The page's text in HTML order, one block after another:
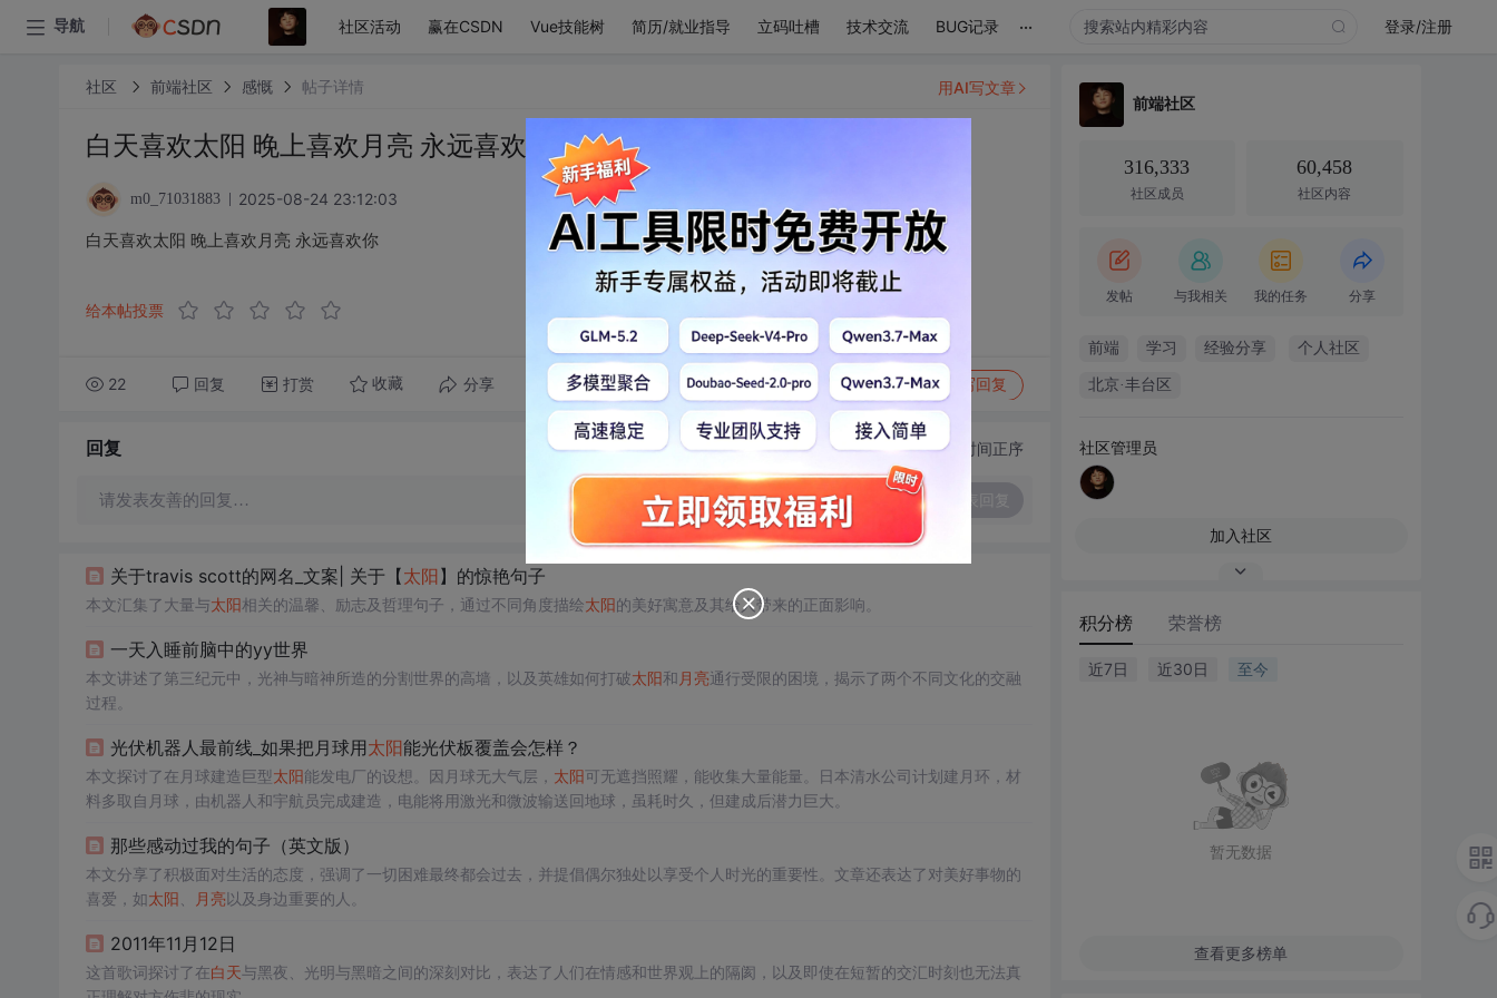
导航 社区活动 赢在CSDN Vue技能树 简历/就业指导 立码吐槽 技术交流 BUG记录 ... 登录/注册
社区 前端社区 感慨 帖子详情
白天喜欢太阳 晚上喜欢月亮 永远喜欢你
m0_71031883 2025-08-24 23:12:03
白天喜欢太阳 晚上喜欢月亮 永远喜欢你
给本帖投票
22 回复 打赏 收藏 分享 转发到动态 举报 写回复
用AI写文章
回复 切换为时间正序
请发表友善的回复…
关于travis scott的网名_文案| 关于【太阳】的惊艳句子
本文汇集了大量与太阳相关的温馨、励志及哲理句子，通过不同角度描绘太阳的美好寓意及其给人带来的正面影响。
一天入睡前脑中的yy世界
本文讲述了第三纪元中，光神与暗神所造的分割世界的高墙，以及英雄如何打破太阳和 月亮通行受限的困境，揭示了两个不同文化的交融
过程。
光伏机器人最前线_如果把月球用太阳能光伏板覆盖会怎样？
本文探讨了在月球建造巨型太阳能发电厂的设想。因月球无大气层， 太阳可无遮挡照耀，能收集大量能量。日本清水公司计划建月环，材
料多取自月球，由机器人和宇航员完成建造，电能将用激光和微波输送回地球，虽耗时久，但建成后潜力巨大。
那些感动过我的句子（英文版）
本文分享了积极面对生活的态度，强调了一切困难最终都会过去，并提倡偶尔独处以享受个人时光的重要性。文章还表达了对美好事物的
喜爱，如太阳 月亮以及身边重要的人。
2011年11月12日
这首歌词探讨了在白天与黑夜、光明与黑暗之间的深刻对比，表达了人们在情感和世界观上的隔阂，以及即使在短暂的交汇时刻也无法真
前端社区
316,333
社区成员
60,458
社区内容
发帖 与我相关 我的任务 分享
前端 学习 经验分享 个人社区
北京·丰台区
社区管理员
加入社区
积分榜 荣誉榜
近7日 近30日 至今
暂无数据
查看更多榜单